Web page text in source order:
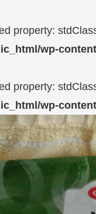
property:
wp-
property:
wp-